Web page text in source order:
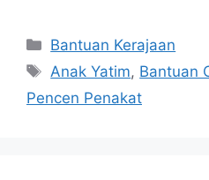
Categories
Bantuan Kerajaan
Tags
Anak Yatim, Bantuan
Pencen Penakat